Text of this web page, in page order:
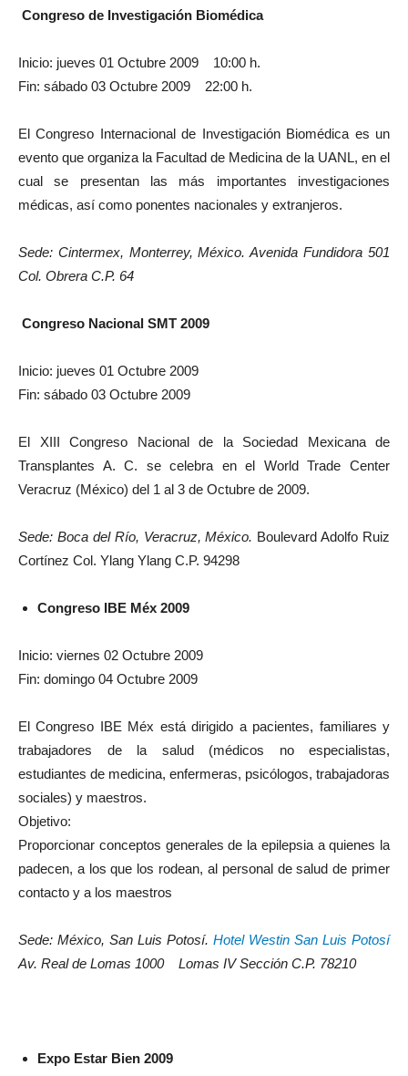
Congreso de Investigación Biomédica
Inicio: jueves 01 Octubre 2009 10:00 h.
Fin: sábado 03 Octubre 2009 22:00 h.
El Congreso Internacional de Investigación Biomédica es un
evento que organiza la Facultad de Medicina de la UANL, en el
cual se presentan las más importantes investigaciones
médicas, así como ponentes nacionales y extranjeros.
Sede: Cintermex, Monterrey, México. Avenida Fundidora 501
Col. Obrera C.P. 64
Congreso Nacional SMT 2009
Inicio: jueves 01 Octubre 2009
Fin: sábado 03 Octubre 2009
El XIII Congreso Nacional de la Sociedad Mexicana de
Transplantes A. C. se celebra en el World Trade Center
Veracruz (México) del 1 al 3 de Octubre de 2009.
Sede: Boca del Río, Veracruz, México. Boulevard Adolfo Ruiz
Cortínez Col. Ylang Ylang C.P. 94298
Congreso IBE Méx 2009
Inicio: viernes 02 Octubre 2009
Fin: domingo 04 Octubre 2009
El Congreso IBE Méx está dirigido a pacientes, familiares y
trabajadores de la salud (médicos no especialistas,
estudiantes de medicina, enfermeras, psicólogos, trabajadoras
sociales) y maestros.
Objetivo:
Proporcionar conceptos generales de la epilepsia a quienes la
padecen, a los que los rodean, al personal de salud de primer
contacto y a los maestros
Sede: México, San Luis Potosí. Hotel Westin San Luis Potosí
Av. Real de Lomas 1000 Lomas IV Sección C.P. 78210
Expo Estar Bien 2009